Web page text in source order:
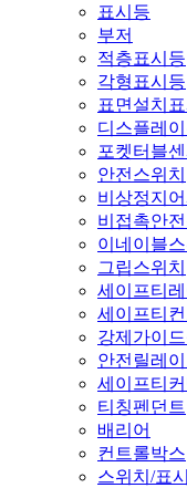
표시등
부저
적층표시등
각형표시등
표면설치
디스플레
포켓터블
안전스위치
비상정지
비접촉안전
이네이블스
그립스위치
세이프티
세이프티
강제가이드
안전릴레
세이프티
티칭펜던트
배리어
컨트롤박스
스위치/표